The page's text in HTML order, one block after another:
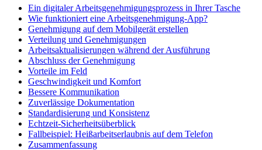
Ein digitaler Arbeitsgenehmigungsprozess in Ihrer Tasche
Wie funktioniert eine Arbeitsgenehmigung-App?
Genehmigung auf dem Mobilgerät erstellen
Verteilung und Genehmigungen
Arbeitsaktualisierungen während der Ausführung
Abschluss der Genehmigung
Vorteile im Feld
Geschwindigkeit und Komfort
Bessere Kommunikation
Zuverlässige Dokumentation
Standardisierung und Konsistenz
Echtzeit-Sicherheitsüberblick
Fallbeispiel: Heißarbeitserlaubnis auf dem Telefon
Zusammenfassung